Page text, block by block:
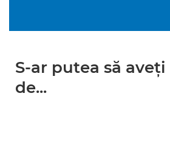
S-ar putea să
de...